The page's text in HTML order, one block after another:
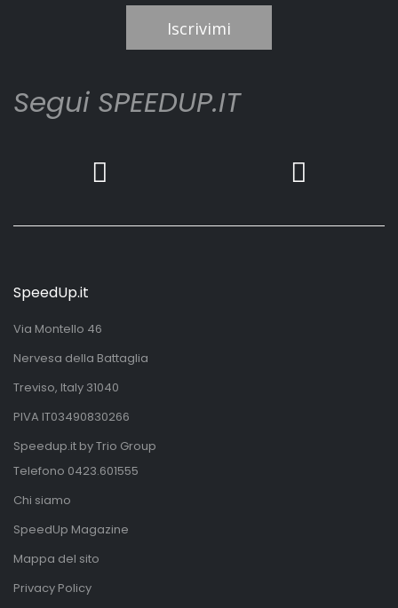
Iscrivimi
Segui SPEEDUP.IT
SpeedUp.it
Via Montello 46
Nervesa della Battaglia
Treviso, Italy 31040
PIVA IT03490830266
Speedup.it by Trio Group
Telefono 0423.601555
Chi siamo
SpeedUp Magazine
Mappa del sito
Privacy Policy